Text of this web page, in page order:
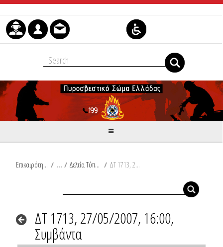
Skip to Content
Επικαιρότητα / Δελτία Τύπου / ΔΤ 1713, 27/05/2007, 16:00, Συμβάντα
ΔΤ 1713, 27/05/2007, 16:00,
Συμβάντα